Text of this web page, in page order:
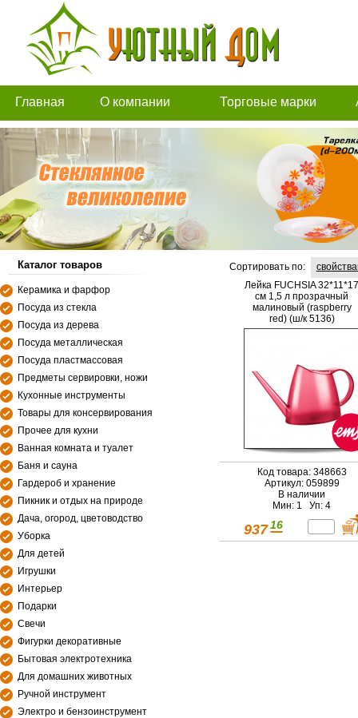
Главная О компании Торговые марки
Каталог товаров
Керамика и фарфор
Посуда из стекла
Посуда из дерева
Посуда металлическая
Посуда пластмассовая
Предметы сервировки, ножи
Кухонные инструменты
Товары для консервирования
Прочее для кухни
Ванная комната и туалет
Баня и сауна
Гардероб и хранение
Пикник и отдых на природе
Дача, огород, цветоводство
Уборка
Для детей
Игрушки
Интерьер
Подарки
Свечи
Фигурки декоративные
Бытовая электротехника
Для домашних животных
Ручной инструмент
Электро и бензоинструмент
Сортировать по:
Лейка FUCHSIA 32*11*17
см 1,5 л прозрачный
малиновый (raspberry
red) (ш/к 5136)
Код товара: 348663
Артикул: 059899
В наличии
Мин: 1 Уп: 4
937 16